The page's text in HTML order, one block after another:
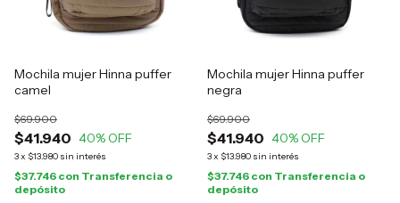
Mochila mujer Hinna puffer
camel
$41.940
$69.900
40% OFF
3x $13.980 sin interés
$37.746 con Transferencia o
depósito
Mochila mujer Hinna puffer
negra
$41.940
$69.900
40% OFF
3x $13.980 sin interés
$37.746 con Transferencia o
depósito